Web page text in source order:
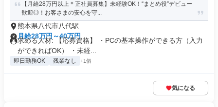
【月給28万円以上＊正社員募集】未経験OK！“まとめ役”デビュー
歓迎◎！お客さまの安心を守...
熊本県八代市八代駅
月給28万円～40万円
求める人材: 【応募資格】 ・PCの基本操作ができる方（入力
ができればOK） ・未経...
即日勤務OK 残業なし +1個
気になる